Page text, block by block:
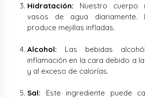
Hidratación: Nuestro cuerpo
vasos de agua diariamente.
produce mejillas infladas.
Alcohol: Las bebidas
inflamación en la cara debido a
y al exceso de calorías.
Sal: Este ingrediente puede